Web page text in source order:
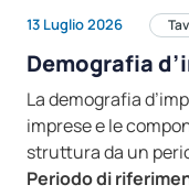
13 Luglio 2026
Demografia
La demografia
imprese e le
struttura da un
Periodo di